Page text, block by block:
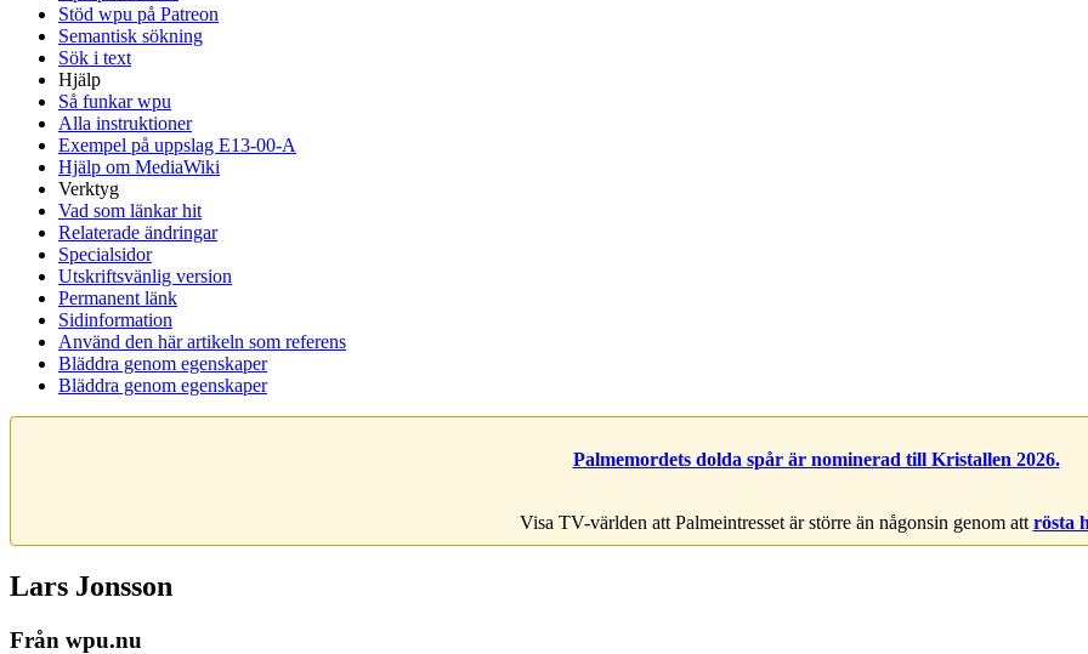
Stöd wpu på Patreon
Semantisk sökning
Sök i text
Hjälp
Så funkar wpu
Alla instruktioner
Exempel på uppslag E13-00-A
Hjälp om MediaWiki
Verktyg
Vad som länkar hit
Relaterade ändringar
Specialsidor
Utskriftsvänlig version
Permanent länk
Sidinformation
Använd den här artikeln som referens
Bläddra genom egenskaper
Bläddra genom egenskaper
Palmemordets dolda spår är nominerad till Kristallen 2026.
Visa TV-världen att Palmeintresset är större än någonsin genom att rösta
Lars Jonsson
Från wpu.nu